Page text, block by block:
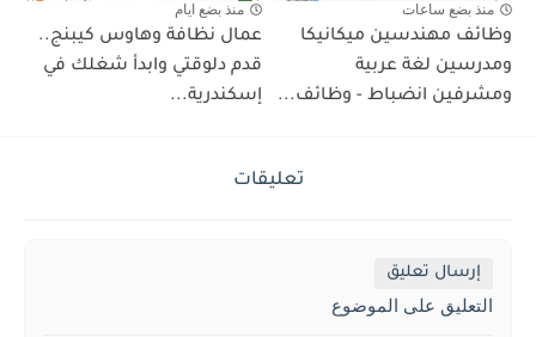
منذ بضع ساعات
وظائف مهندسين ميكانيكا
ومدرسين لغة عربية
ومشرفين انضباط - وظائف...
منذ بضع ايام
عمال نظافة وهاوس كيبنج..
قدم دلوقتي وابدأ شغلك في
إسكندرية...
تعليقات
إرسال تعليق
التعليق على الموضوع